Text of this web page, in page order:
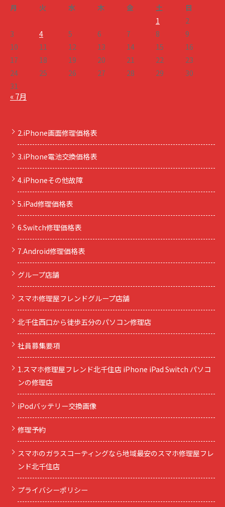
月
火 水 木 金 土
日
1
2
3
4 5 6 7 8
9
10
11 12 13 14 15
16
17
18 19 20 21 22
23
24
25 26 27 28 29
30
31
« 7月
2.iPhone画面修理価格表
3.iPhone電池交換価格表
4.iPhoneその他故障
5.iPad修理価格表
6.Switch修理価格表
7.Android修理価格表
グループ店舗
スマホ修理屋フレンドグループ店舗
北千住西口から徒歩五分のパソコン修理店
社員募集要項
1.スマホ修理屋フレンド北千住店 iPhone iPad Switch パソコ
ンの修理店
iPodバッテリー交換画像
修理予約
スマホのガラスコーティングなら地域最安のスマホ修理屋フレ
ンド北千住店
プライバシーポリシー